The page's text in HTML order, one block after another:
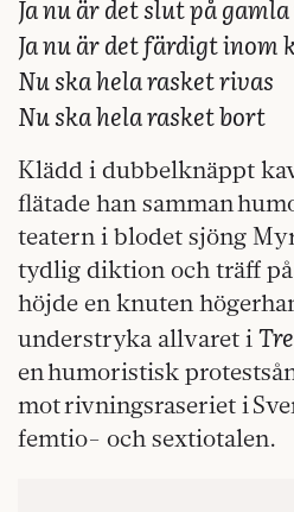
Ja nu är det slut på
Ja nu är det färdigt inom
Nu ska hela rasket rivas
Nu ska hela rasket bort
Klädd i dubbelknäppt
flätade han samman
teatern i blodet sjöng
tydlig diktion och träff
höjde en knuten
understryka allvaret i
en humoristisk
mot rivningsraseriet i
femtio- och sextiotalen.